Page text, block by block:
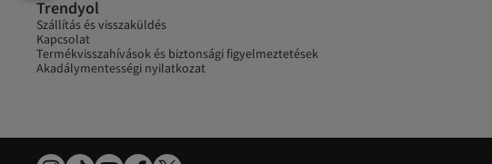
Trendyol
Szállítás és visszaküldés
Kapcsolat
Termékvisszahívások és biztonsági figyelmeztetések
Akadálymentességi nyilatkozat